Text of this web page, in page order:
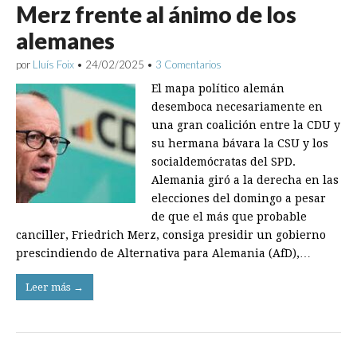
Merz frente al ánimo de los
alemanes
por Lluís Foix • 24/02/2025 • 3 Comentarios
El mapa político alemán
desemboca necesariamente en
una gran coalición entre la CDU y
su hermana bávara la CSU y los
socialdemócratas del SPD.
Alemania giró a la derecha en las
elecciones del domingo a pesar
de que el más que probable
canciller, Friedrich Merz, consiga presidir un gobierno
prescindiendo de Alternativa para Alemania (AfD),…
Leer más →